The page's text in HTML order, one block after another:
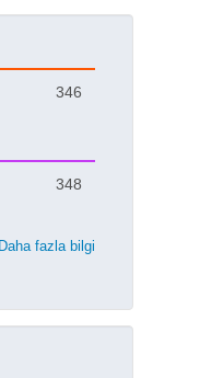
346
348
Daha fazla bilgi